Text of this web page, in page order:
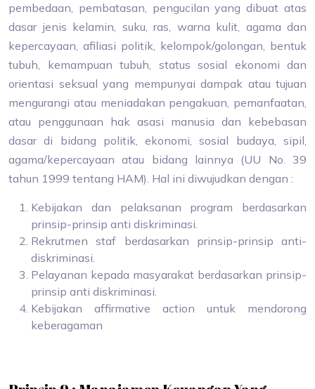
pembedaan, pembatasan, pengucilan yang dibuat atas
dasar jenis kelamin, suku, ras, warna kulit, agama dan
kepercayaan, afiliasi politik, kelompok/golongan, bentuk
tubuh, kemampuan tubuh, status sosial ekonomi dan
orientasi seksual yang mempunyai dampak atau tujuan
mengurangi atau meniadakan pengakuan, pemanfaatan,
atau penggunaan hak asasi manusia dan kebebasan
dasar di bidang politik, ekonomi, sosial budaya, sipil,
agama/kepercayaan atau bidang lainnya (UU No. 39
tahun 1999 tentang HAM). Hal ini diwujudkan dengan :
Kebijakan dan pelaksanan program berdasarkan
prinsip-prinsip anti diskriminasi.
Rekrutmen staf berdasarkan prinsip-prinsip anti-
diskriminasi.
Pelayanan kepada masyarakat berdasarkan prinsip-
prinsip anti diskriminasi.
Kebijakan affirmative action untuk mendorong
keberagaman